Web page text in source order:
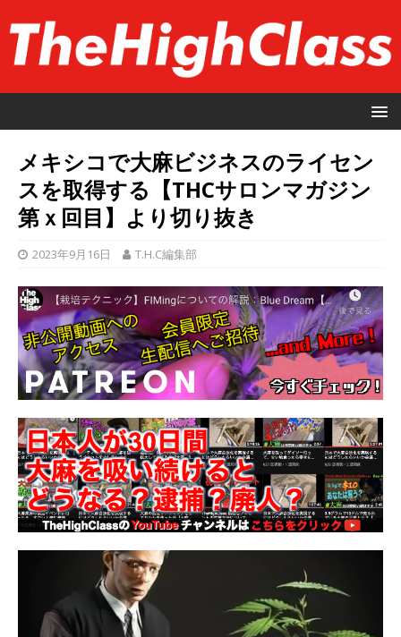
メキシコで大麻ビジネスのライセン
スを取得する【THCサロンマガジン
第ｘ回目】より切り抜き
2023年9月16日 T.H.C編集部